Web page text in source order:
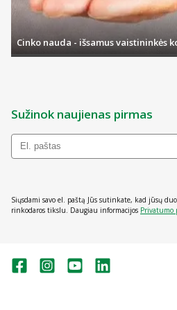
Cinko nauda - išsamus vaistininkės
Sužinok naujienas pirmas
Siųsdami savo el. paštą Jūs sutinkate, kad jūsų
rinkodaros tikslu. Daugiau informacijos Privatumo